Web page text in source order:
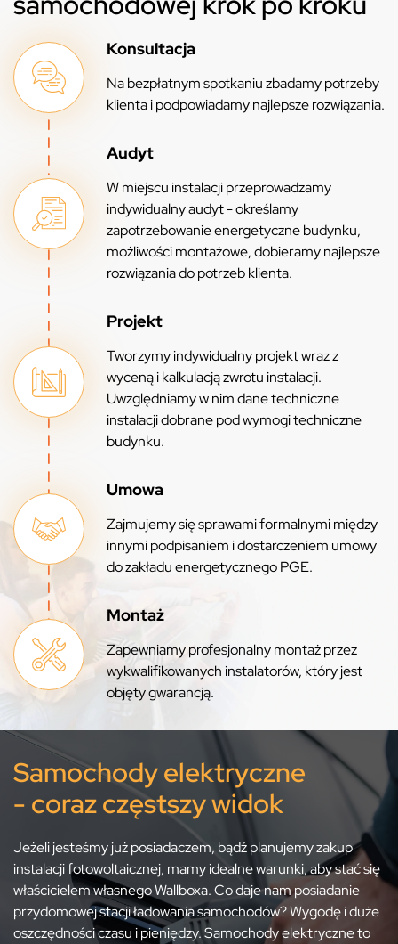
Konsultacja
Na bezpłatnym spotkaniu zbadamy potrzeby
klienta i podpowiadamy najlepsze rozwiązania.
Audyt
W miejscu instalacji przeprowadzamy
indywidualny audyt - określamy
zapotrzebowanie energetyczne budynku,
możliwości montażowe, dobieramy najlepsze
rozwiązania do potrzeb klienta.
Projekt
Tworzymy indywidualny projekt wraz z
wyceną i kalkulacją zwrotu instalacji.
Uwzględniamy w nim dane techniczne
instalacji dobrane pod wymogi techniczne
budynku.
Umowa
Zajmujemy się sprawami formalnymi między
innymi podpisaniem i dostarczeniem umowy
do zakładu energetycznego PGE.
Montaż
Zapewniamy profesjonalny montaż przez
wykwalifikowanych instalatorów, który jest
objęty gwarancją.
Samochody elektryczne
- coraz częstszy widok
Jeżeli jesteśmy już posiadaczem, bądź planujemy zakup
instalacji fotowoltaicznej, mamy idealne warunki, aby stać się
właścicielem własnego Wallboxa. Co daje nam posiadanie
przydomowej stacji ładowania samochodów? Wygodę i duże
oszczędności czasu i pieniędzy. Samochody elektryczne to